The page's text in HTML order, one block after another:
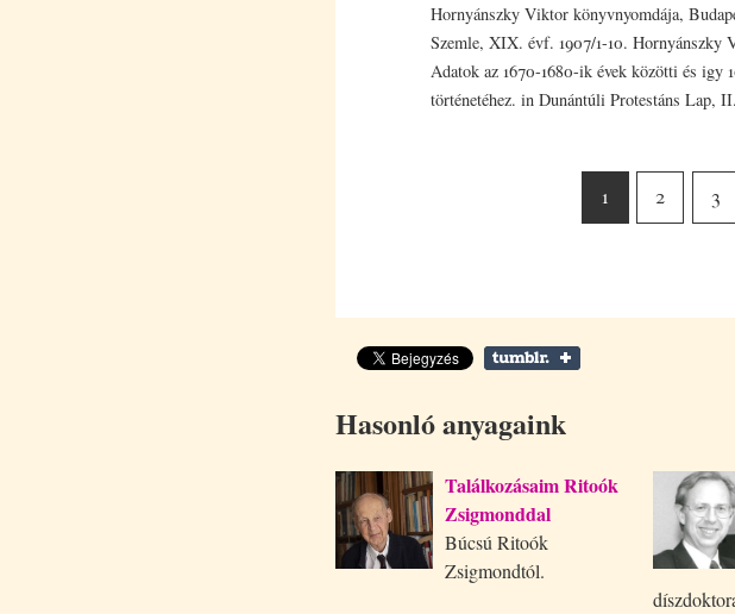
Hornyánszky Viktor könyvnyomdája,
Szemle, XIX. évf. 1907/1-10. Hornyánszky
Adatok az 1670-1680-ik évek közötti és igy
történetéhez. in Dunántúli Protestáns Lap,
1 2 3
Hasonló anyagaink
Találkozásaim Ritoók
Zsigmonddal
Búcsú Ritoók
Zsigmondtól.